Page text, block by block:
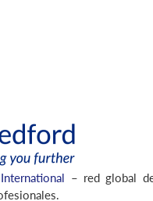
– red global